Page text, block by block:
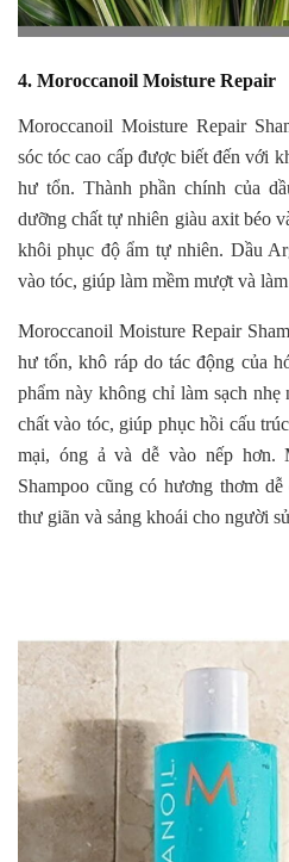
4. Moroccanoil Moisture Repair
Moroccanoil Moisture Repair
sóc tóc cao cấp được biết đến với
hư tổn. Thành phần chính của
dưỡng chất tự nhiên giàu axit béo
khôi phục độ ẩm tự nhiên. Dầu
vào tóc, giúp làm mềm mượt và
Moroccanoil Moisture Repair
hư tổn, khô ráp do tác động của
phẩm này không chỉ làm sạch
chất vào tóc, giúp phục hồi cấu
mại, óng ả và dễ vào nếp hơn.
Shampoo cũng có hương thơm
thư giãn và sảng khoái cho người